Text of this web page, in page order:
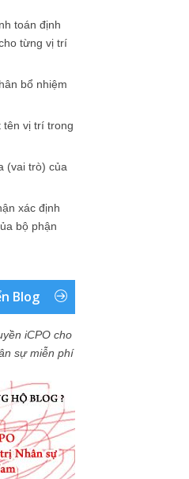
toán định
từng vị trí
bổ nhiệm
tên vị trí trong
(vai trò) của
xác định
bộ phận
Blog
iCPO cho
sự miễn phí